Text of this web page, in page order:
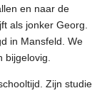
en naar de
als jonker Georg.
in Mansfeld. We
Zijn studie